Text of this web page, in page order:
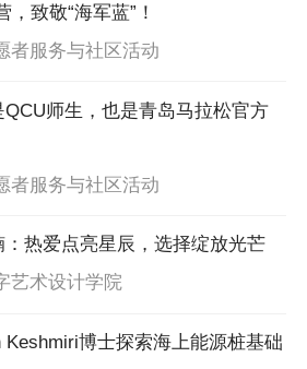
致敬“海军蓝”！
者服务与社区活动
师生，也是青岛马拉松官方
者服务与社区活动
热爱点亮星辰，选择绽放光芒
艺术设计学院
Keshmiri博士探索海上能源桩基础